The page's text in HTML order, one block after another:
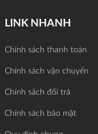
LINK NHANH
Chính sách thanh toán
Chính sách vận chuyển
Chính sách đổi trả
Chính sách bảo mật